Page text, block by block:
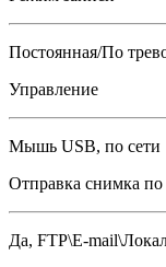
Постоянная/По
Управление
Мышь USB, по сети
Отправка снимка
Да, FTP\E-